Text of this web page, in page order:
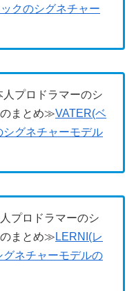
クのシグネチャー
人プロドラマーのシ
のまとめ≫VATER(ベ
グネチャーモデル
プロドラマーのシ
のまとめ≫ LERNI(レ
ネチャーモデルの